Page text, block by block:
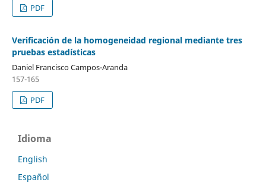
PDF
Verificación de la homogeneidad regional mediante tres
pruebas estadísticas
Daniel Francisco Campos-Aranda
157-165
PDF
Idioma
English
Español